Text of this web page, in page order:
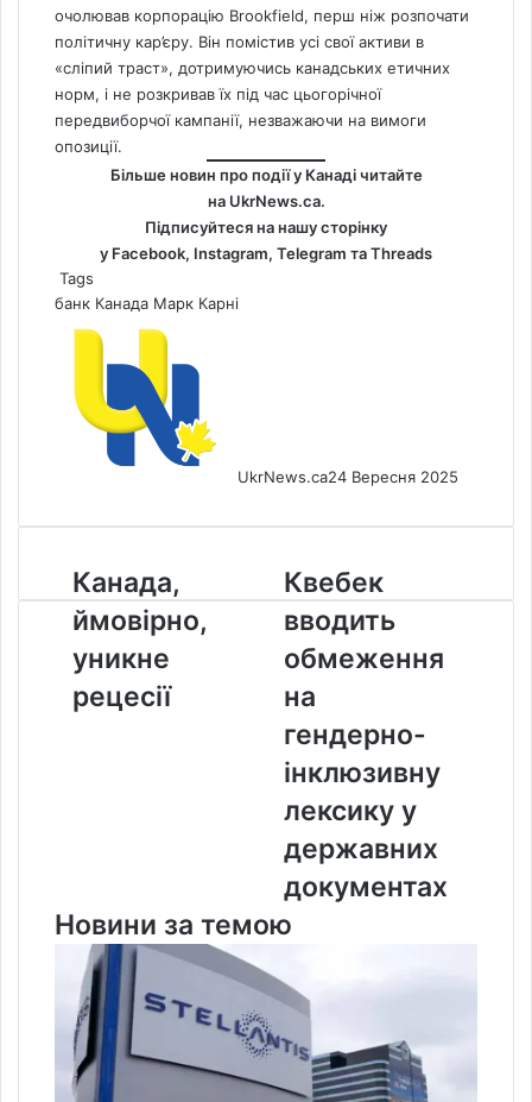
очолював корпорацію Brookfield, перш ніж розпочати
політичну кар’єру. Він помістив усі свої активи в
«сліпий траст», дотримуючись канадських етичних
норм, і не розкривав їх під час цьогорічної
передвиборчої кампанії, незважаючи на вимоги
опозиції.
Більше новин про події у Канаді читайте
на UkrNews.ca.
Підписуйтеся на нашу сторінку
у Facebook, Instagram, Telegram таThreads
Tags
банк Канада Марк Карні
UkrNews.ca24 Вересня 2025
Канада,
ймовірно,
уникне
рецесії
Канада,
ймовірно,
уникне
рецесії
Квебек
вводить
обмеження
на
гендерно-
інклюзивну
у
державних
Квебек
вводить
обмеження
на
гендерно-
інклюзивну
лексику у
державних
документах
Новини за темою